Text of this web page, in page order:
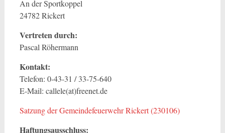
An der Sportkoppel
24782 Rickert
Vertreten durch:
Pascal Röhermann
Kontakt:
Telefon: 0-43-31 / 33-75-640
E-Mail: callele(at)freenet.de
Satzung der Gemeindefeuerwehr Rickert (230106)
Haftungsausschluss: